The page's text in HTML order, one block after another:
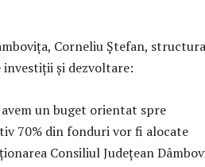
Corneliu Ștefan, structura
și dezvoltare:
un buget orientat spre
70% din fonduri vor fi alocate
Consiliul Județean